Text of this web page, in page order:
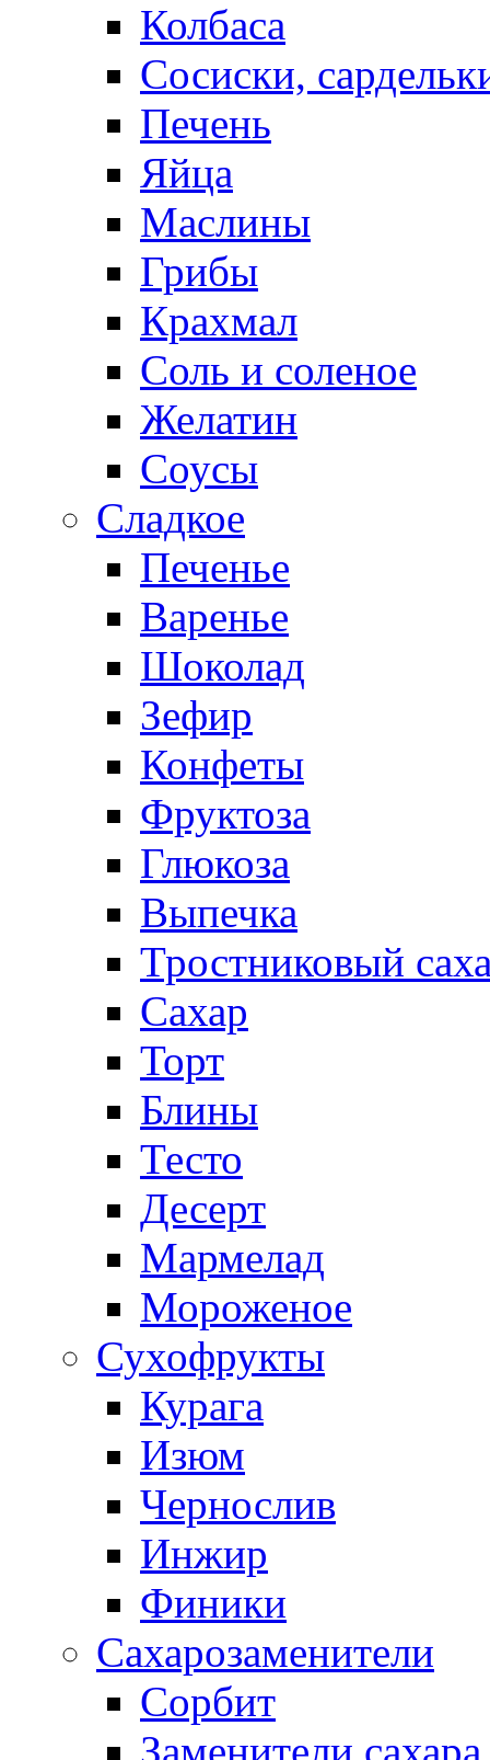
Колбаса
Сосиски,
Печень
Яйца
Маслины
Грибы
Крахмал
Соль и соленое
Желатин
Соусы
Сладкое
Печенье
Варенье
Шоколад
Зефир
Конфеты
Фруктоза
Глюкоза
Выпечка
Тростниковый
Сахар
Торт
Блины
Тесто
Десерт
Мармелад
Мороженое
Сухофрукты
Курага
Изюм
Чернослив
Инжир
Финики
Сахарозаменители
Сорбит